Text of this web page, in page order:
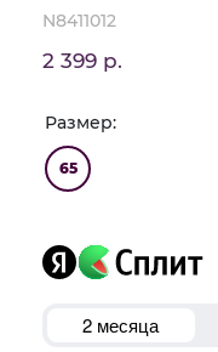
N8411012
2 399 р.
Размер:
65